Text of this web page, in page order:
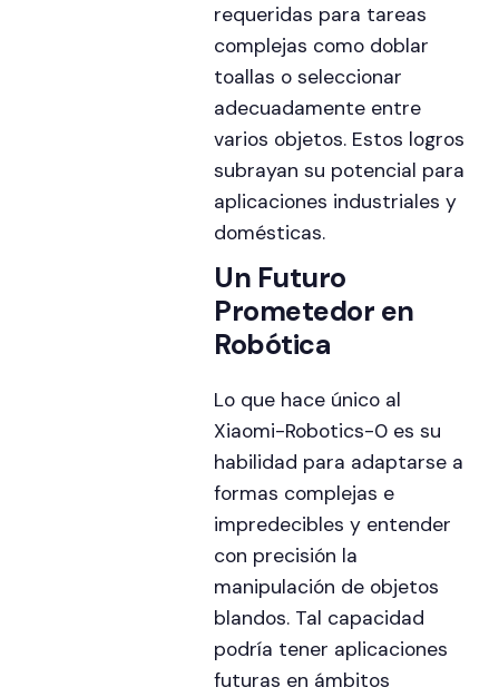
requeridas para tareas
complejas como doblar
toallas o seleccionar
adecuadamente entre
varios objetos. Estos logros
subrayan su potencial para
aplicaciones industriales y
domésticas.
Un Futuro
Prometedor en
Robótica
Lo que hace único al
Xiaomi-Robotics-0 es su
habilidad para adaptarse a
formas complejas e
impredecibles y entender
con precisión la
manipulación de objetos
blandos. Tal capacidad
podría tener aplicaciones
futuras en ámbitos